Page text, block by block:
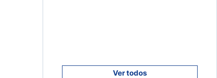
Leer reseña
Ver todos